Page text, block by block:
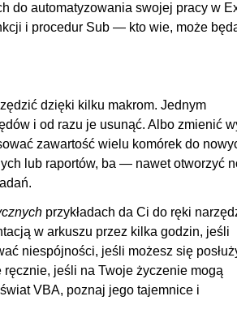
OGLĄDAJ »
do automatyzowania swojej pracy w
i procedur Sub — kto wie, może
dzięki kilku makrom. Jednym
i od razu je usunąć. Albo zmienić
zawartość wielu komórek do
lub raportów, ba — nawet otworzyć
przykładach da Ci do ręki
w arkuszu przez kilka godzin, jeśli
niespójności, jeśli możesz się
jeśli na Twoje życzenie mogą
VBA, poznaj jego tajemnice i